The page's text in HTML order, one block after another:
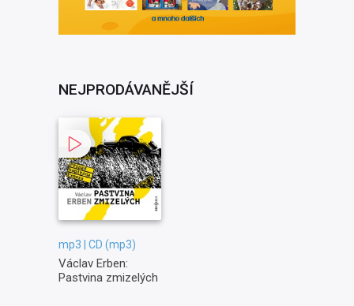
NEJPRODÁVANĚJŠÍ
mp3 | CD (mp3)
Václav Erben:
Pastvina zmizelých